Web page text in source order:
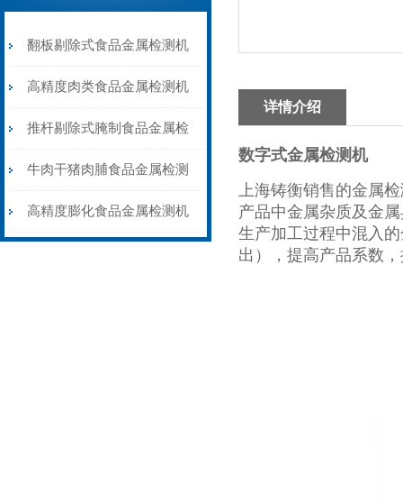
翻板剔除式食品金属检测机
速冻肉类金属检测器
高精度肉类食品金属检测机
推杆剔除式
推杆剔除式腌制食品金属检
测机液晶显示屏
牛肉干猪肉脯食品金属检测
机皮带输送剔除式
高精度膨化食品金属检测机
详情介绍
数字式金属检测机
上海铸衡销售的金属
产品中金属杂质及金
生产加工过程中混入
出），提高产品系数